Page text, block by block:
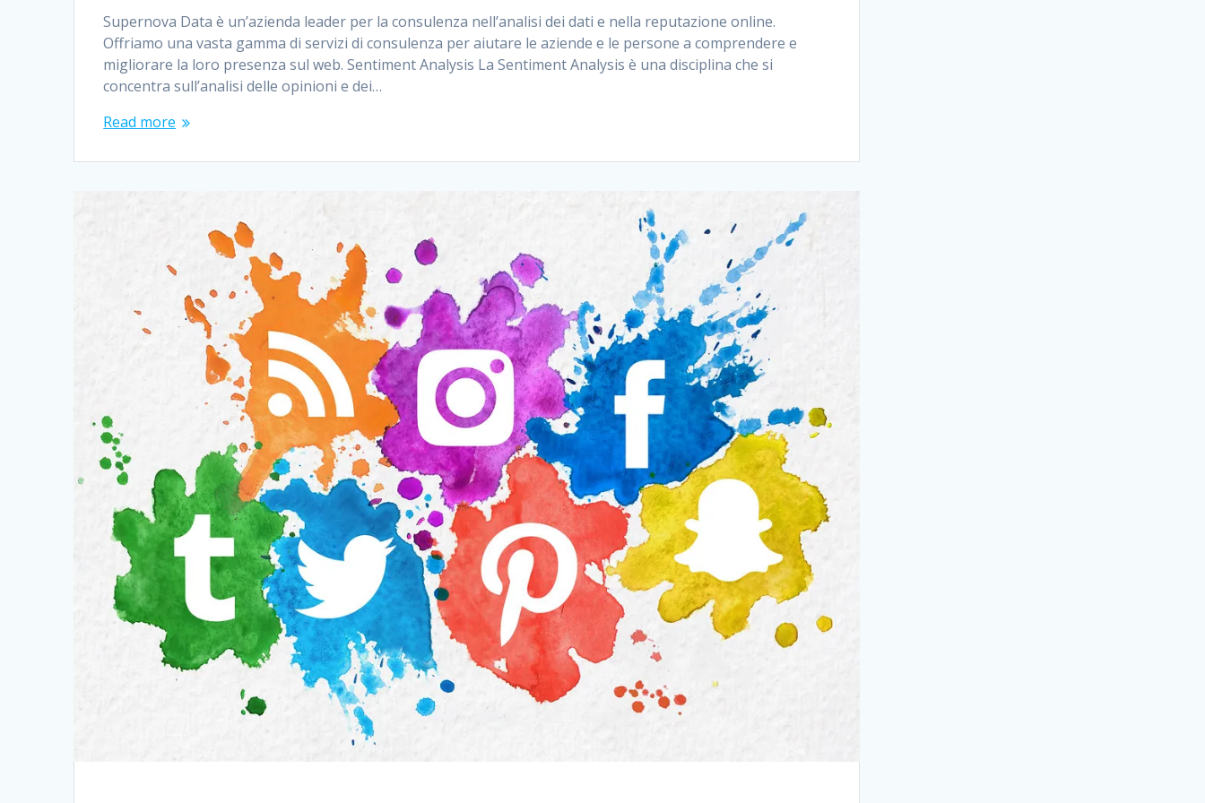
Supernova Data è un’azienda leader per la consulenza nell’analisi dei dati e nella reputazione online.
Offriamo una vasta gamma di servizi di consulenza per aiutare le aziende e le persone a comprendere e
migliorare la loro presenza sul web. Sentiment Analysis La Sentiment Analysis è una disciplina che si
concentra sull’analisi delle opinioni e dei…
Read more